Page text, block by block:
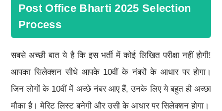
Post Office Bharti 2025 Selection
Process
सबसे अच्छी बात ये है कि इस भर्ती में कोई लिखित परीक्षा नहीं होगी!
आपका सिलेक्शन सीधे आपके 10वीं के नंबरों के आधार पर होगा।
जिन लोगों के 10वीं में अच्छे नंबर आए हैं, उनके लिए ये बहुत ही अच्छा
मौका है। मेरिट लिस्ट बनेगी और उसी के आधार पर सिलेक्शन होगा।